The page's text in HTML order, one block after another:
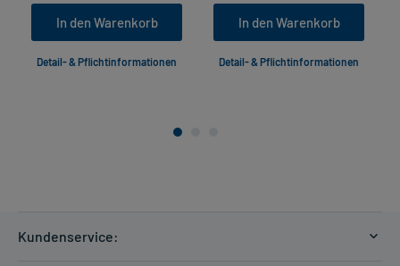
In den Warenkorb
Detail- & Pflichtinformationen
In den Warenkorb
Detail- & Pflichtinformationen
Kundenservice: